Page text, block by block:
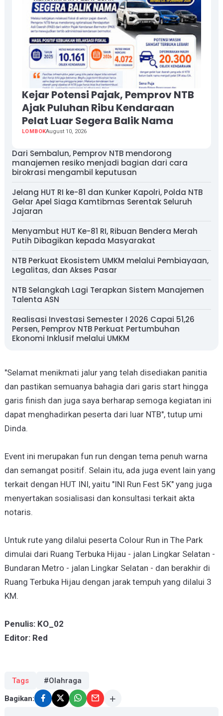
Kejar Potensi Pajak, Pemprov NTB
Ajak Puluhan Ribu Kendaraan
Pelat Luar Segera Balik Nama
LOMBOKAugust 10, 2026
Dari Sembalun, Pemprov NTB mendorong
manajemen resiko menjadi bagian dari cara
birokrasi mengambil keputusan
Jelang HUT RI ke-81 dan Kunker Kapolri, Polda NTB
Gelar Apel Siaga Kamtibmas Serentak Seluruh
Jajaran
Menyambut HUT Ke-81 RI, Ribuan Bendera Merah
Putih Dibagikan kepada Masyarakat
NTB Perkuat Ekosistem UMKM melalui Pembiayaan,
Legalitas, dan Akses Pasar
NTB Selangkah Lagi Terapkan Sistem Manajemen
Talenta ASN
Realisasi Investasi Semester I 2026 Capai 51,26
Persen, Pemprov NTB Perkuat Pertumbuhan
Ekonomi Inklusif melalui UMKM
"Selamat menikmati jalur yang telah disediakan panitia
dan pastikan semuanya bahagia dari garis start hingga
garis finish dan juga saya berharap semoga kegiatan ini
dapat menghadirkan peserta dari luar NTB", tutup umi
Dinda.
Event ini merupakan fun run dengan tema penuh warna
dan semangat positif. Selain itu, ada juga event lain yang
terkait dengan HUT INI, yaitu "INI Run Fest 5K" yang juga
menyertakan sosialisasi dan konsultasi terkait akta
notaris.
Untuk rute yang dilalui peserta Colour Run in The Park
dimulai dari Ruang Terbuka Hijau - jalan Lingkar Selatan -
Bundaran Metro - jalan Lingkar Selatan - dan berakhir di
Ruang Terbuka Hijau dengan jarak tempuh yang dilalui 3
KM.
Penulis: KO_02
Editor: Red
Tags #Olahraga
Bagikan: